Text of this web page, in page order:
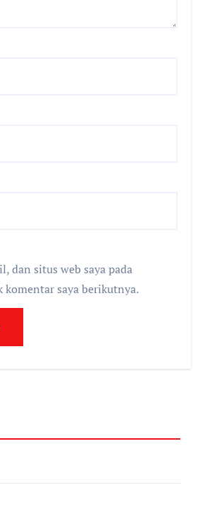
dan situs web saya pada
saya berikutnya.